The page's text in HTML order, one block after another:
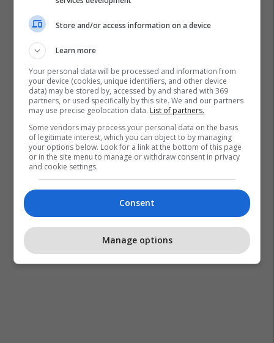
Valmir Sylejmani Video Arena E Yjeve
Store and/or access information on a device
Learn more
Your personal data will be processed and information from
your device (cookies, unique identifiers, and other device
data) may be stored by, accessed by and shared with 369
partners, or used specifically by this site. We and our partners
may use precise geolocation data. List of partners.
Some vendors may process your personal data on the basis
of legitimate interest, which you can object to by managing
your options below. Look for a link at the bottom of this page
or in the site menu to manage or withdraw consent in privacy
and cookie settings.
Consent
Manage options